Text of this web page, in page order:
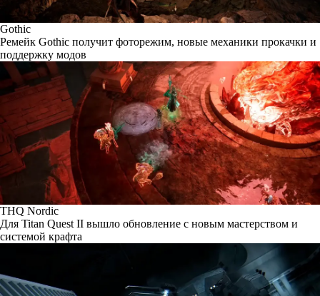
Gothic
Ремейк Gothic получит фоторежим, новые механики прокачки и
поддержку модов
THQ Nordic
Для Titan Quest II вышло обновление с новым мастерством и
системой крафта